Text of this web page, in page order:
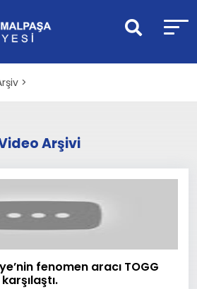
>
Arşivi
fenomen aracı TOGG